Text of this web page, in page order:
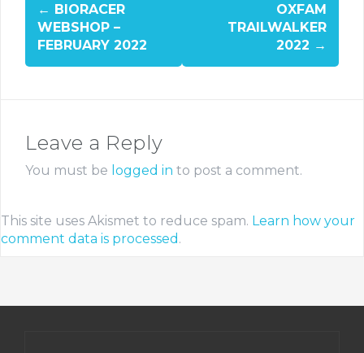
← BIORACER
WEBSHOP –
FEBRUARY 2022
OXFAM
TRAILWALKER
2022 →
Leave a Reply
You must be logged in to post a comment.
This site uses Akismet to reduce spam. Learn how your
comment data is processed .